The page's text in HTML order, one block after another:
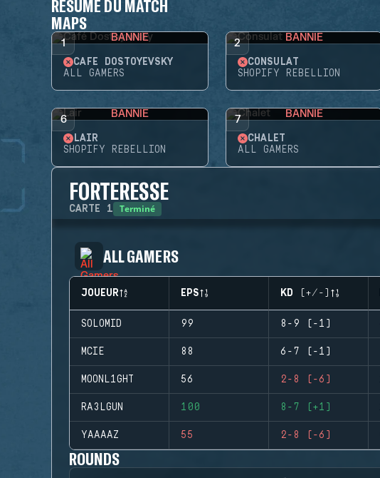
RÉSUMÉ DU MATCH
MAPS
1 BANNIE
CAFÉ DOSTOYEVSKY
ALL GAMERS
2 BANNIE
CONSULAT
SHOPIFY REBELLION
6 BANNIE
LAIR
SHOPIFY REBELLION
7 BANNIE
CHALET
ALL GAMERS
FORTERESSE
CARTE 1 Terminé
ALL GAMERS
JOUEUR EPS KD (+/-)
SOLOMID 99 8-9 (-1)
MCIE 88 6-7 (-1)
MOONL1GHT 56 2-8 (-6)
RA3LGUN 100 8-7 (+1)
YAAAAZ 55 2-8 (-6)
ROUNDS